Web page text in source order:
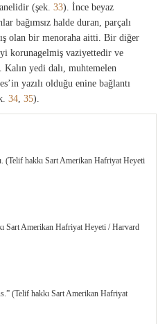
(şek. 33). İnce beyaz
bağımsız halde duran, parçalı
olan bir menoraha aitti. Bir diğer
korunagelmiş vaziyettedir ve
yedi dalı, muhtemelen
yazılı olduğu enine bağlantı
34, 35).
(Telif hakkı Sart Amerikan Hafriyat Heyeti
Sart Amerikan Hafriyat Heyeti / Harvard
(Telif hakkı Sart Amerikan Hafriyat